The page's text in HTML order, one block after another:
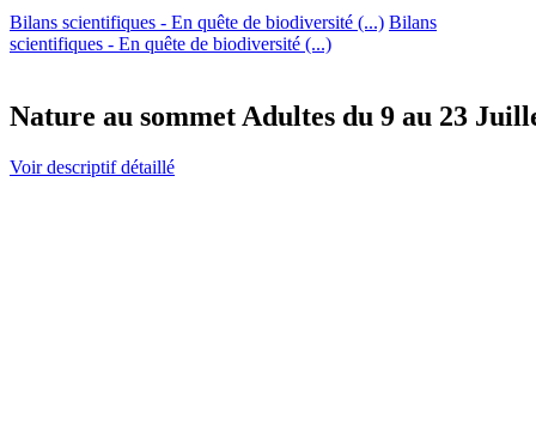
Bilans scientifiques - En quête de biodiversité (...) Bilans
scientifiques - En quête de biodiversité (...)
Nature au sommet Adultes du 9 au 23
Voir descriptif détaillé